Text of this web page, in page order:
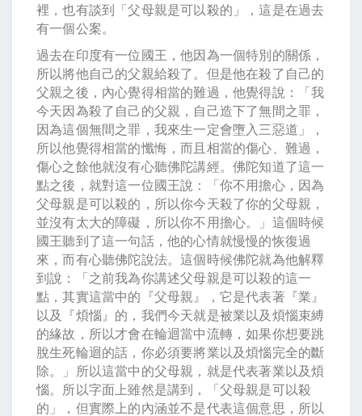
裡，也有談到「父母親是可以殺的」，這是在過去
有一個公案。
過去在印度有一位國王，他因為一個特別的關係，
所以將他自己的父親給殺了。但是他在殺了自己的
父親之後，內心覺得相當的難過，他覺得說：「我
今天因為殺了自己的父親，自己造下了無間之罪，
因為這個無間之罪，我來生一定會墮入三惡道」，
所以他覺得相當的懺悔，而且相當的傷心、難過，
傷心之餘他就沒有心聽佛陀講經。佛陀知道了這一
點之後，就對這一位國王說：「你不用擔心，因為
父母親是可以殺的，所以你今天殺了你的父母親，
並沒有太大的障礙，所以你不用擔心。」這個時候
國王聽到了這一句話，他的心情就慢慢的恢復過
來，而有心聽佛陀說法。這個時候佛陀就為他解釋
到說：「之前我為你講述父母親是可以殺的這一
點，其實這當中的『父母親』，它是代表著『業』
以及『煩惱』的，我們今天就是被業以及煩惱束縛
的緣故，所以才會在輪迴當中流轉，如果你想要跳
脫生死輪迴的話，你必須要將業以及煩惱完全的斷
除。」所以這當中的父母親，就是代表著業以及煩
惱。所以字面上雖然是講到，「父母親是可以殺
的」，但實際上的內涵並不是代表這個意思，所以